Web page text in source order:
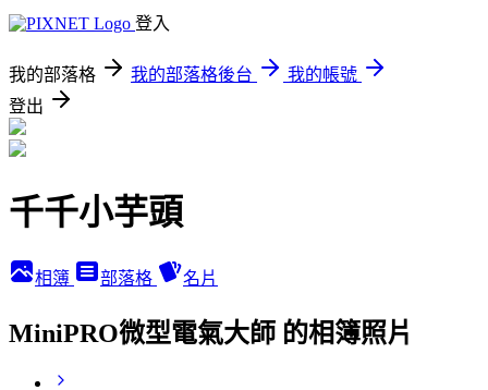
登入
我的部落格 我的部落格後台
我的帳號
登出
千千小芋頭
相簿 部落格 名片
MiniPRO微型電氣大師 的相簿照片